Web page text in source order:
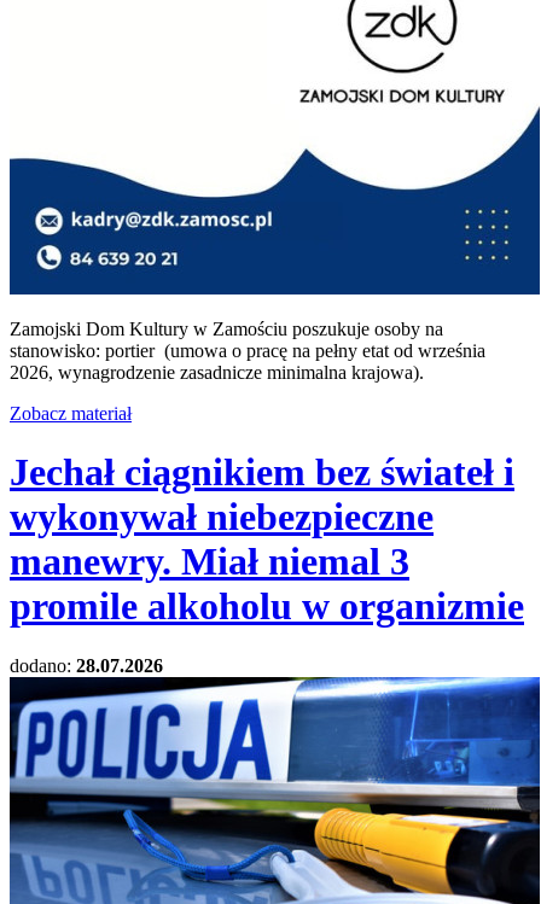
Zamojski Dom Kultury w Zamościu poszukuje osoby na
stanowisko: portier (umowa o pracę na pełny etat od września
2026, wynagrodzenie zasadnicze minimalna krajowa).
Zobacz materiał
Jechał ciągnikiem bez świateł i
wykonywał niebezpieczne
manewry. Miał niemal 3
promile alkoholu w organizmie
dodano: 28.07.2026